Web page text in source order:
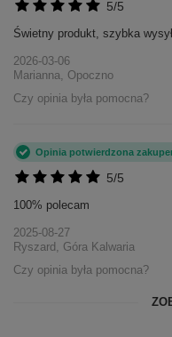
5/5
Świetny produkt, szybka
2026-03-06
Marianna, Opoczno
Czy opinia była pomocna?
5/5
Opinia potwierdzona
100% polecam
2025-08-27
Ryszard, Góra Kalwaria
Czy opinia była pomocna?